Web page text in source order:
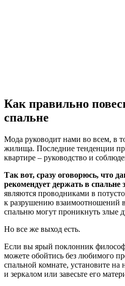
Как правильно
спальне
Мода руководит нами во всем, в
жилища. Последние тенденции
квартире – руководство и
Так вот, сразу оговорюсь, что
рекомендует держать в спальне
являются проводниками в
к разрушению взаимоотношений
спальню могут проникнуть злые
Но все же выход есть.
Если вы ярый поклонник
можете обойтись без любимого
спальной комнате, установите
и зеркалом или завесьте его